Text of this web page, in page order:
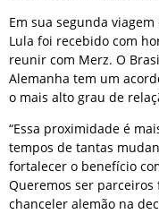
Em sua segunda
Lula foi recebido com
reunir com Merz. O
Alemanha tem um
o mais alto grau de
“Essa proximidade é
tempos de tantas
fortalecer o benefício
Queremos ser parceiros
chanceler alemão na